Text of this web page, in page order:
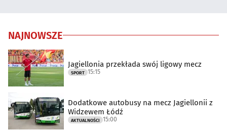
NAJNOWSZE
Jagiellonia przekłada swój ligowy mecz
SPORT 15:15
Dodatkowe autobusy na mecz Jagiellonii z
Widzewem Łódź
AKTUALNOŚCI 15:00